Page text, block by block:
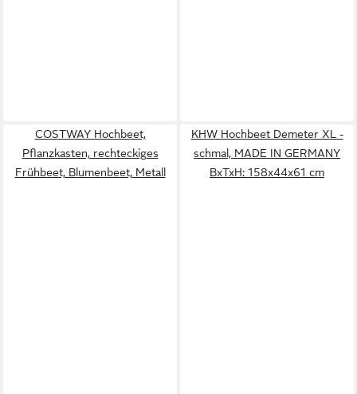
COSTWAY Hochbeet,
Pflanzkasten, rechteckiges
Frühbeet, Blumenbeet, Metall
KHW Hochbeet Demeter XL -
schmal, MADE IN GERMANY
BxTxH: 158x44x61 cm